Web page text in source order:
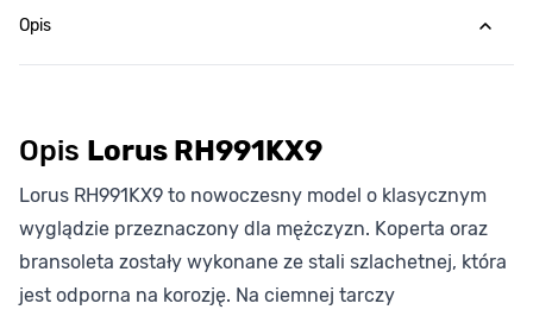
Opis
Opis Lorus RH991KX9
Lorus RH991KX9 to nowoczesny model o klasycznym
wyglądzie przeznaczony dla mężczyzn. Koperta oraz
bransoleta zostały wykonane ze stali szlachetnej, która
jest odporna na korozję. Na ciemnej tarczy